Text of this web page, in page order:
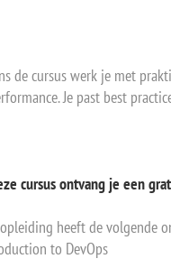
de cursus werk je met
Je past best
cursus ontvang je een
heeft de volgende
to DevOps